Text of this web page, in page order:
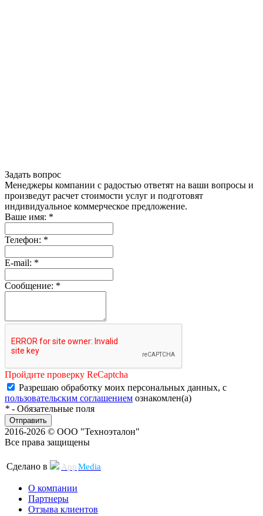
Задать вопрос
Менеджеры компании с радостью ответят на ваши вопросы и
произведут расчет стоимости услуг и подготовят
индивидуальное коммерческое предложение.
Ваше имя: *
Телефон: *
E-mail: *
Сообщение: *
Пройдите проверку ReCaptcha
Разрешаю обработку моих персональных данных, с
пользовательским соглашением ознакомлен(а)
* - Обязательные поля
Отправить
2016-2026 © ООО "Техноэталон"
Все права защищены
Сделано в AppMedia
О компании
Партнеры
Отзыва клиентов